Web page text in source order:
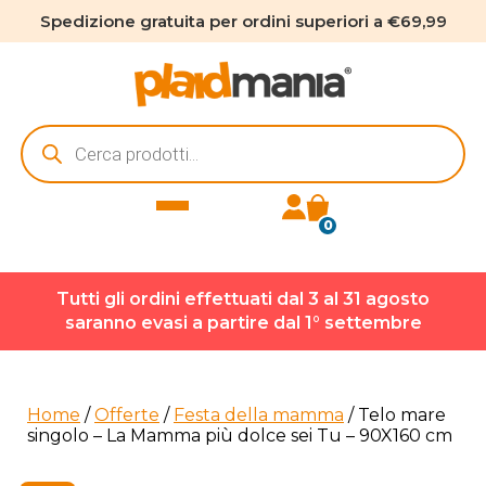
Spedizione gratuita per ordini superiori a €69,99
Ricerca
prodotti
0
Tutti gli ordini effettuati dal 3 al 31 agosto
saranno evasi a partire dal 1° settembre
Home /Offerte / Festa della mamma / Telo mare
singolo – La Mamma più dolce sei Tu – 90X160 cm